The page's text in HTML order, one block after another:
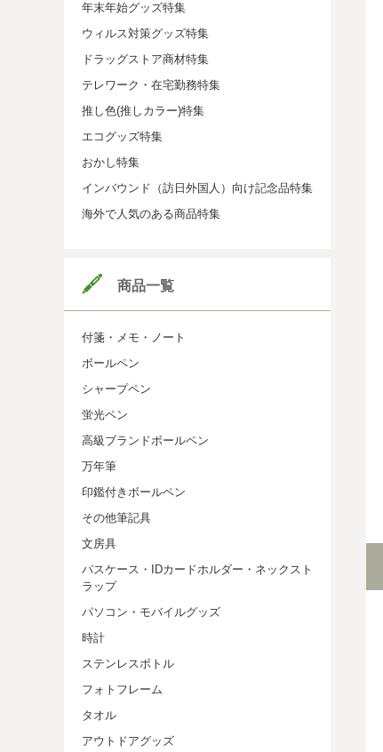
年末年始グッズ特集
ウィルス対策グッズ特集
ドラッグストア商材特集
テレワーク・在宅勤務特集
推し色(推しカラー)特集
エコグッズ特集
おかし特集
インバウンド（訪日外国人）向け記念品特集
海外で人気のある商品特集
商品一覧
付箋・メモ・ノート
ボールペン
シャープペン
蛍光ペン
高級ブランドボールペン
万年筆
印鑑付きボールペン
その他筆記具
文房具
パスケース・IDカードホルダー・ネックスト
ラップ
パソコン・モバイルグッズ
時計
ステンレスボトル
フォトフレーム
タオル
アウトドアグッズ